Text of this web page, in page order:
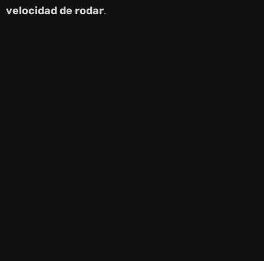
velocidad de rodar.